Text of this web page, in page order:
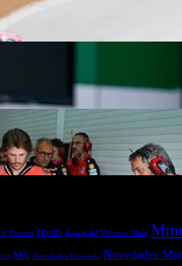
Enduro Honda Kawasaki Mercado Moto
MX Novedades Kawasaki Novedades